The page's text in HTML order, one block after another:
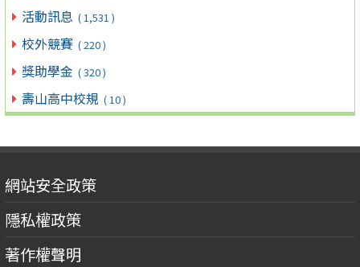
活動訊息 ( 1,531 )
校外競賽 ( 220 )
獎助學金 ( 320 )
壽山高中校規 ( 10 )
網站安全政策
隱私權政策
著作權聲明